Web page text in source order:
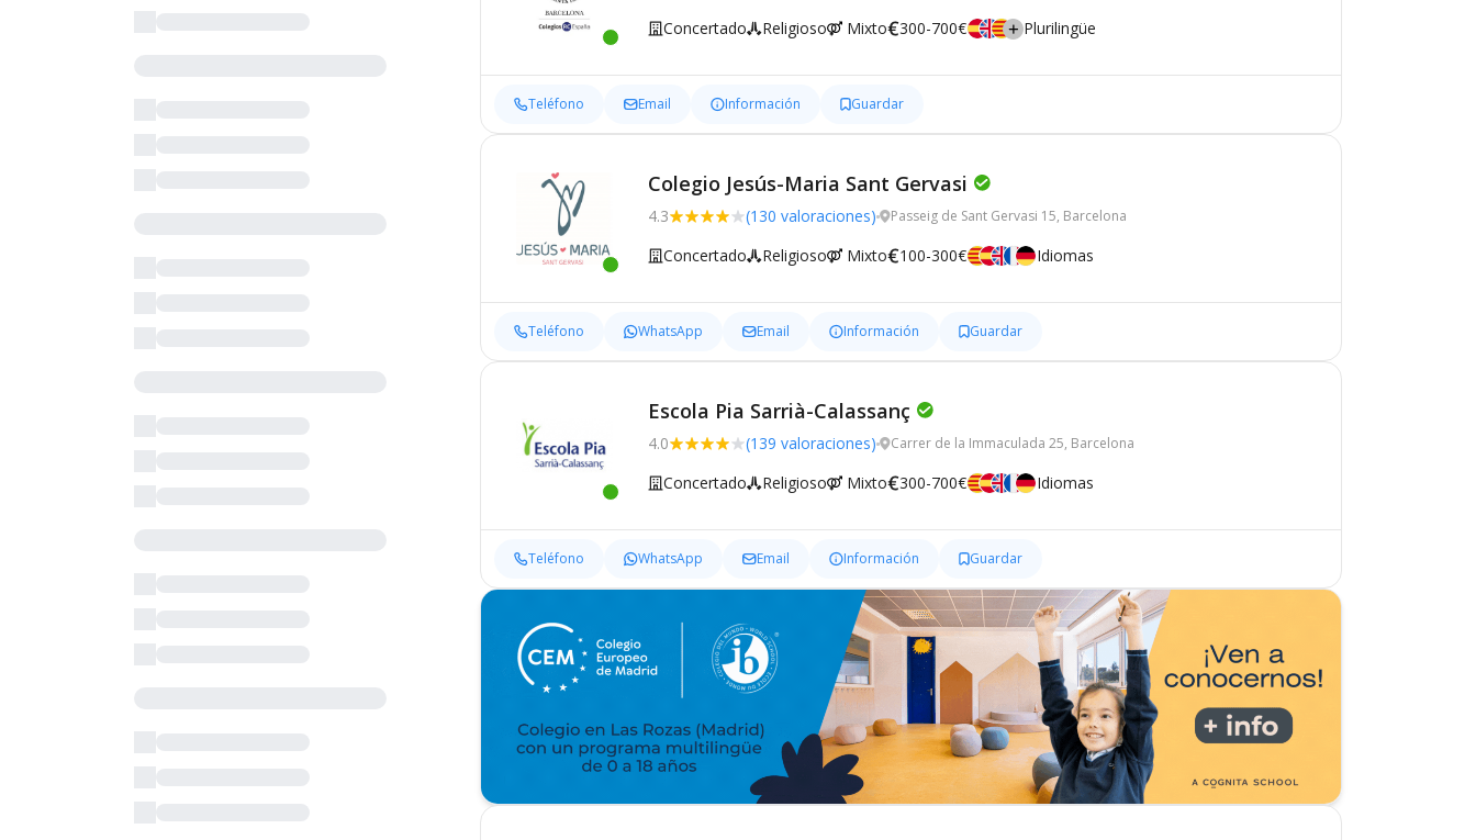
Concertado Religioso Mixto 300-700€ Plurilingüe
Teléfono Email Información Guardar
Colegio Jesús-Maria Sant Gervasi
4.3 (130 valoraciones) Passeig de Sant Gervasi 15, Barcelona
Concertado Religioso Mixto 100-300€ Idiomas
Teléfono WhatsApp Email Información Guardar
Escola Pia Sarrià-Calassanç
4.0 (139 valoraciones) Carrer de la Immaculada 25, Barcelona
Concertado Religioso Mixto 300-700€ Idiomas
Teléfono WhatsApp Email Información Guardar